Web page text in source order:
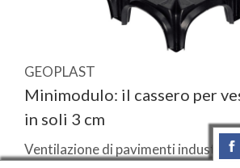
GEOPLAST
Minimodulo: il cassero per
in soli 3 cm
Ventilazione di pavimenti industriali